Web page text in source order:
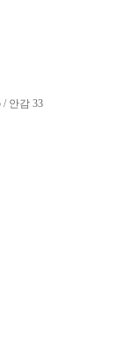
/ 안감 33